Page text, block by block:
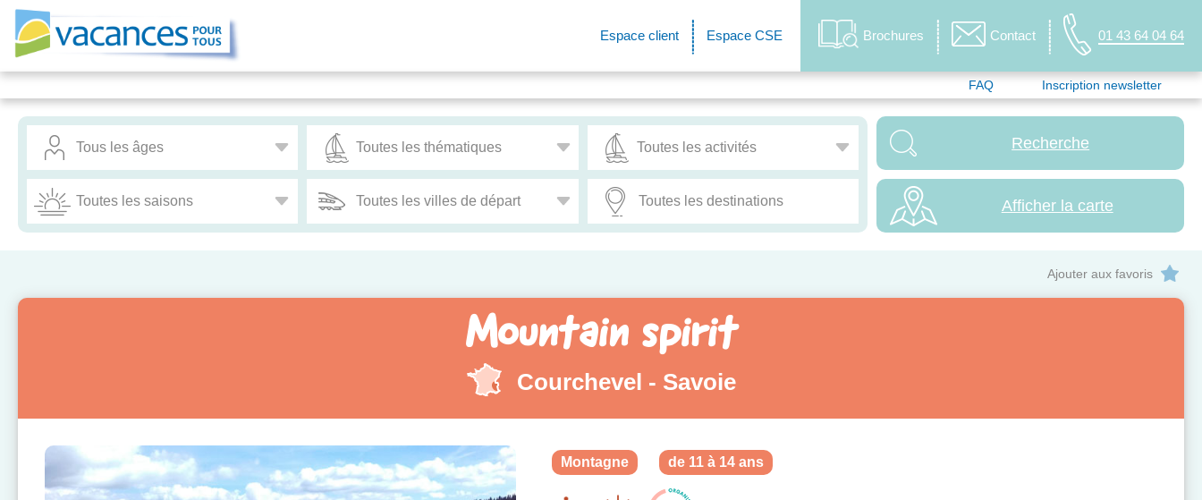
Espace client Espace CSE Brochures Contact 01 43 64 04 64
FAQ Inscription newsletter
Afficher la carte
Ajouter aux favoris
Mountain spirit
Courchevel - Savoie
Montagne de 11 à 14 ans